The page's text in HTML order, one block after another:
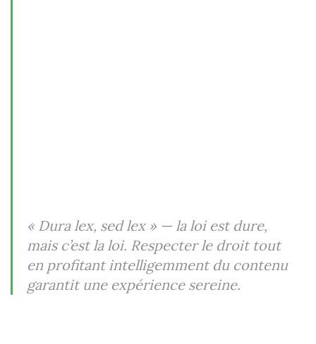
« Dura lex, sed lex » — la loi est dure,
mais c’est la loi. Respecter le droit tout
en profitant intelligemment du contenu
garantit une expérience sereine.